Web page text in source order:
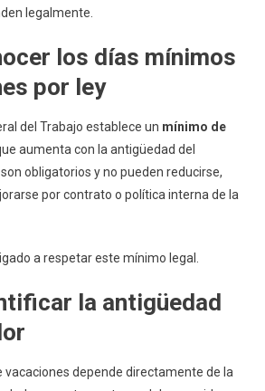
legalmente.
los días mínimos
por ley
del Trabajo establece un mínimo de
aumenta con la antigüedad del
obligatorios y no pueden reducirse,
por contrato o política interna de la
a respetar este mínimo legal.
la antigüedad
vacaciones depende directamente de la